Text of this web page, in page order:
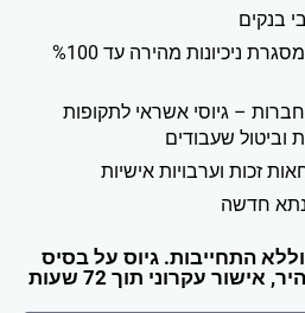
בנקים
נכיון צ'קים לחברות – מסגרת ניכיונות מהירה עד %100
– גיוסי אשראי לתקופות
וביטול שעבודים
זכות וערבויות אישיות
חדשה
התחייבות. גיוס על בסיס
עקרוני תוך 72 שעות